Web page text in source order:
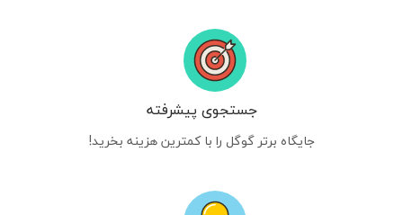
جستجوی پیشرفته
جایگاه برتر گوگل را با کمترین هزینه بخرید!